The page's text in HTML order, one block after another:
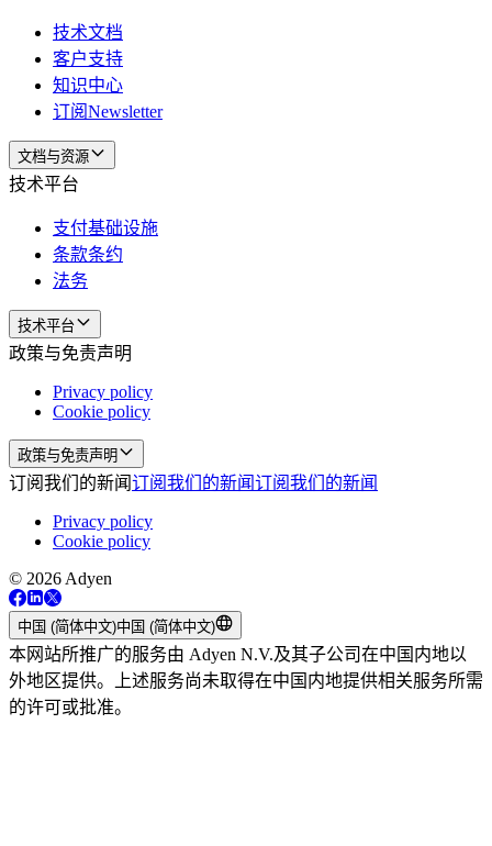
技术文档
客户支持
知识中心
订阅Newsletter
文档与资源
技术平台
支付基础设施
条款条约
法务
技术平台
政策与免责声明
Privacy policy
Cookie policy
政策与免责声明
订阅我们的新闻订阅我们的新闻订阅我们的新闻
Privacy policy
Cookie policy
© 2026 Adyen
中国 (简体中文)中国 (简体中文)
本网站所推广的服务由 Adyen N.V.及其子公司在中国内地以
外地区提供。上述服务尚未取得在中国内地提供相关服务所需
的许可或批准。